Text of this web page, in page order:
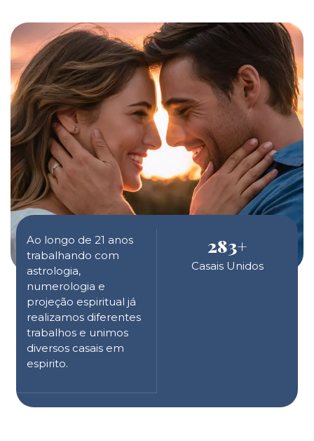
Ao longo de 21 anos
trabalhando com
astrologia,
numerologia e
projeção espiritual já
realizamos diferentes
trabalhos e unimos
diversos casais em
espirito.
283+
Casais Unidos